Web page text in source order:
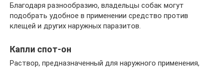
Благодаря разнообразию, владельцы собак могут
подобрать удобное в применении средство против
клещей и других наружных паразитов.
Капли спот-он
Раствор, предназначенный для наружного применения,